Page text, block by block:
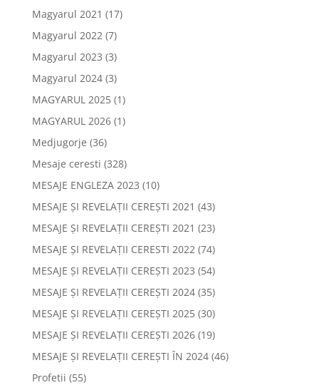
Magyarul 2021 (17)
Magyarul 2022(7)
Magyarul 2023 (3)
Magyarul 2024(3)
MAGYARUL 2025(1)
MAGYARUL 2026(1)
Medjugorje (36)
Mesaje ceresti (328)
MESAJE ENGLEZA 2023 (10)
MESAJE ȘI REVELAȚII CEREȘTI 2021 (43)
MESAJE ȘI REVELAȚII CEREȘTI 2021 (23)
MESAJE ȘI REVELAȚII CERESTI 2022(74)
MESAJE ȘI REVELAȚII CEREȘTI 2023 (54)
MESAJE ȘI REVELAȚII CEREȘTI 2024(35)
MESAJE ȘI REVELAȚII CEREȘTI 2025(30)
MESAJE ȘI REVELAȚII CEREȘTI 2026(19)
MESAJE ȘI REVELAȚII CEREȘTI ÎN 2024(46)
Profetii (55)